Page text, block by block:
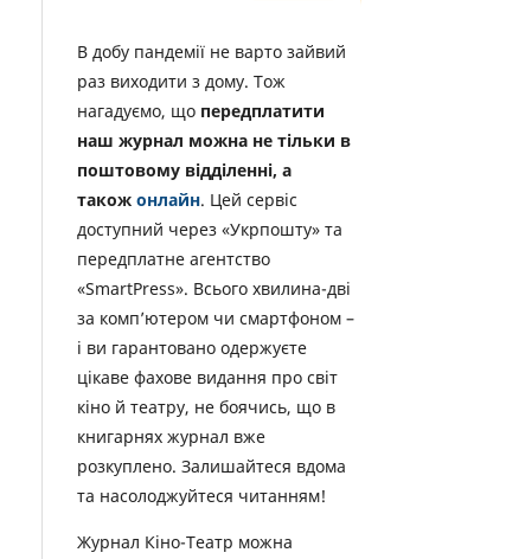
В добу пандемії не варто зайвий
раз виходити з дому. Тож
нагадуємо, що передплатити
наш журнал можна не тільки в
поштовому відділенні, а
також онлайн. Цей сервіс
доступний через «Укрпошту» та
передплатне агентство
«SmartPress». Всього хвилина-дві
за комп’ютером чи смартфоном –
і ви гарантовано одержуєте
цікаве фахове видання про світ
кіно й театру, не боячись, що в
книгарнях журнал вже
розкуплено. Залишайтеся вдома
та насолоджуйтеся читанням!
Журнал Кіно-Театр можна